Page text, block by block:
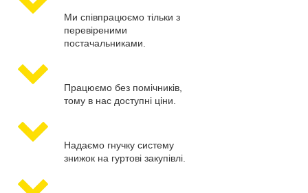
Ми співпрацюємо тільки з
перевіреними
постачальниками.
Працюємо без помічників,
тому в нас доступні ціни.
Надаємо гнучку систему
знижок на гуртові закупівлі.